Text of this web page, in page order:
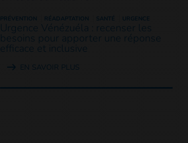
PRÉVENTION RÉADAPTATION SANTÉ URGENCE
Urgence Vénézuéla : recenser les
besoins pour apporter une réponse
efficace et inclusive
EN SAVOIR PLUS